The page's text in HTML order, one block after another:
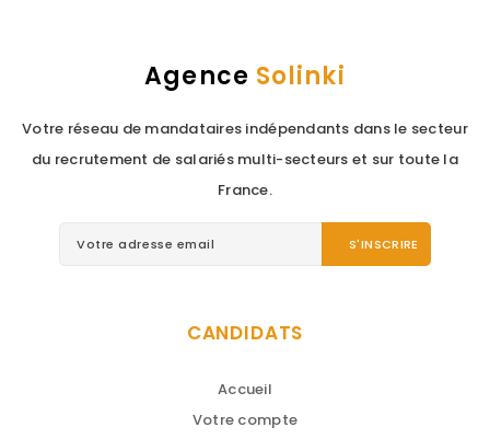
Agence Solinki
Votre réseau de mandataires indépendants dans le secteur
du recrutement de salariés multi-secteurs et sur toute la
France.
CANDIDATS
Accueil
Votre compte